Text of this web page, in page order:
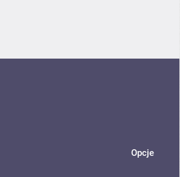
Opcje